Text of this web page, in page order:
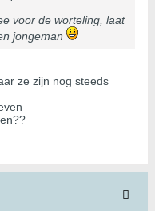
voor de worteling, laat
jongeman
ze zijn nog steeds